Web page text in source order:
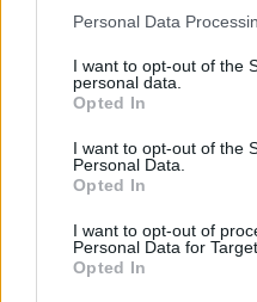
Personal Data
I want to opt-out of the
personal data.
Opted In
I want to opt-out of the
Personal Data.
Opted In
I want to opt-out of
Personal Data for
Opted In
A
Elyna
13. rész